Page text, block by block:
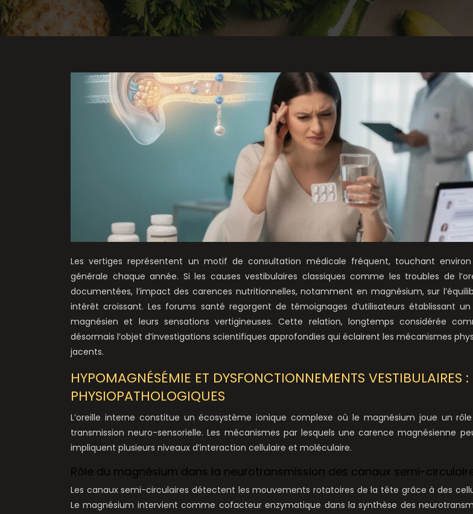
Les vertiges représentent un motif de consultation médicale fréquent, touchant environ
générale chaque année. Si les causes vestibulaires classiques comme les troubles de
documentées, l’impact des carences nutritionnelles, notamment en magnésium, sur
intérêt croissant. Les forums santé regorgent de témoignages d’utilisateurs établissant
magnésien et leurs sensations vertigineuses. Cette relation, longtemps considérée
désormais l’objet d’investigations scientifiques approfondies qui éclairent les mécanismes
jacents.
HYPOMAGNÉSÉMIE ET DYSFONCTIONNEMENTS VESTIBULAIRES
PHYSIOPATHOLOGIQUES
L’oreille interne constitue un écosystème ionique complexe où le magnésium joue un
transmission neuro-sensorielle. Les mécanismes par lesquels une carence magnésienne
impliquent plusieurs niveaux d’interaction cellulaire et moléculaire.
Rôle du magnésium dans la neurotransmission des canaux semi-
Les canaux semi-circulaires détectent les mouvements rotatoires de la tête grâce à des
Le magnésium intervient comme cofacteur enzymatique dans la synthèse des